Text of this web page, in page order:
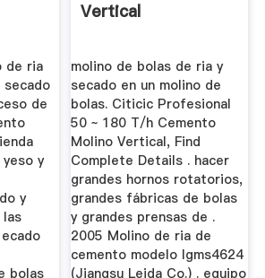
de ria
secado
de
y
y
las
bolas
Vertical
molino de bolas de ria y
secado en un molino de
bolas. Citicic Profesional
50 ~ 180 T/h Cemento
Molino Vertical, Find
Complete Details . hacer
grandes hornos rotatorios,
grandes fábricas de bolas
y grandes prensas de .
2005 Molino de ria de
cemento modelo lgms4624
(Jiangsu Leida Co.) . equipo